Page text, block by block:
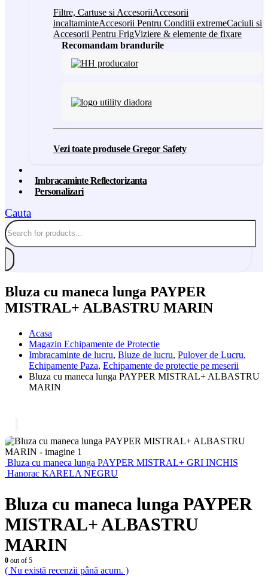
Filtre, Cartuse si AccesoriiAccesorii
incaltaminteAccesorii Pentru Conditii extremeCaciuli si
Accesorii Pentru FrigViziere & elemente de fixare
Recomandam brandurile
Vezi toate produsele Gregor Safety
Imbracaminte Reflectorizanta
Personalizari
Cauta
Bluza cu maneca lunga PAYPER
MISTRAL+ ALBASTRU MARIN
Acasa
Magazin Echipamente de Protectie
Imbracaminte de lucru, Bluze de lucru, Pulover de Lucru,
Echipamente Paza, Echipamente de protectie pe meserii
Bluza cu maneca lunga PAYPER MISTRAL+ ALBASTRU
MARIN
Bluza cu maneca lunga PAYPER MISTRAL+ GRI INCHIS
Hanorac KARELA NEGRU
Bluza cu maneca lunga PAYPER
MISTRAL+ ALBASTRU
MARIN
0 out of 5
( Nu există recenzii până acum. )